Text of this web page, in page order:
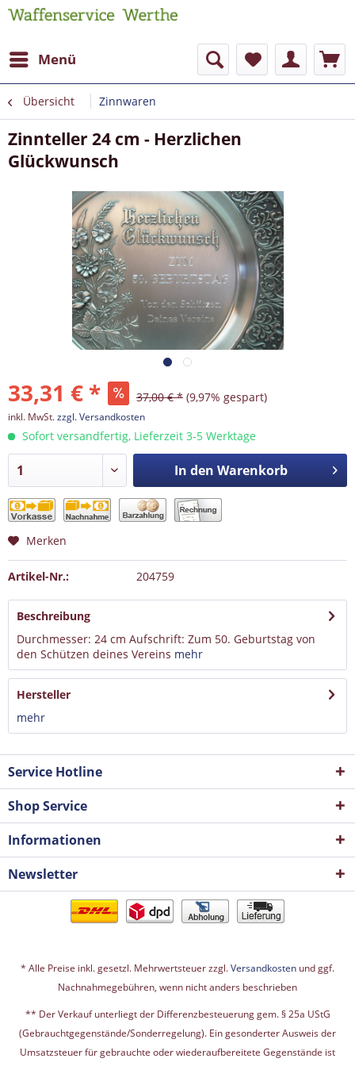
Menü
Übersicht Zinnwaren
Zinnteller 24 cm - Herzlichen
Glückwunsch
33,31 € * 37,00 € * (9,97% gespart)
inkl. MwSt.zzgl. Versandkosten
Sofort versandfertig, Lieferzeit 3-5 Werktage
In den Warenkorb
Merken
Artikel-Nr.: 204759
Beschreibung
Durchmesser: 24 cm Aufschrift: Zum 50. Geburtstag von
den Schützen deines Vereins mehr
Hersteller
mehr
Service Hotline
Shop Service
Informationen
Newsletter
* Alle Preise inkl. gesetzl. Mehrwertsteuer zzgl.Versandkosten und ggf.
Nachnahmegebühren, wenn nicht anders beschrieben
** Der Verkauf unterliegt der Differenzbesteuerung gem. § 25a UStG
(Gebrauchtgegenstände/Sonderregelung). Ein gesonderter Ausweis der
Umsatzsteuer für gebrauchte oder wiederaufbereitete Gegenstände ist